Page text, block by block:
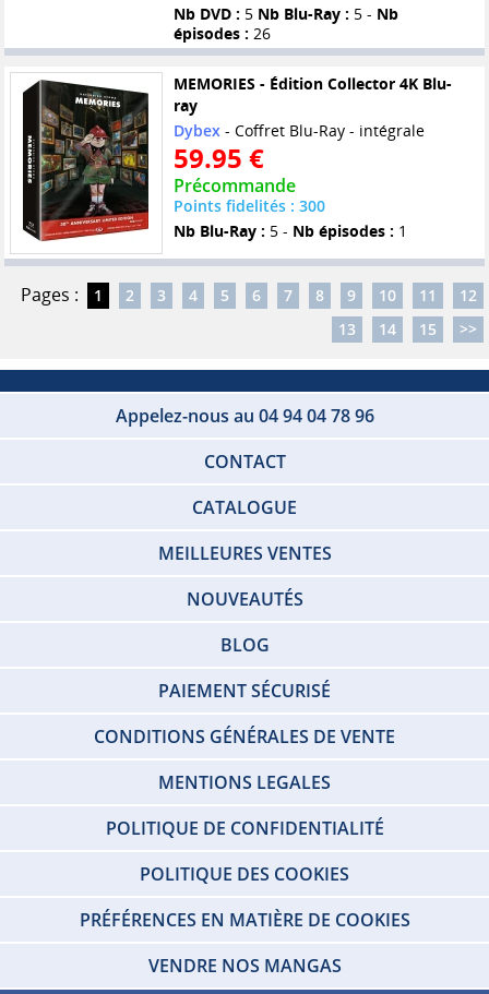
Nb DVD : 5 Nb Blu-Ray : 5 - Nb
épisodes : 26
MEMORIES - Édition Collector 4K Blu-
ray
Dybex- Coffret Blu-Ray - intégrale
59.95 €
Précommande
Points fidelités : 300
Nb Blu-Ray : 5 - Nb épisodes : 1
Pages : 1 2 3 4 5 6 7 8 9 10 11
12
13
14 15 >>
Appelez-nous au 04 94 04 78 96
CONTACT
CATALOGUE
MEILLEURES VENTES
NOUVEAUTÉS
BLOG
PAIEMENT SÉCURISÉ
CONDITIONS GÉNÉRALES DE VENTE
MENTIONS LEGALES
POLITIQUE DE CONFIDENTIALITÉ
POLITIQUE DES COOKIES
PRÉFÉRENCES EN MATIÈRE DE COOKIES
VENDRE NOS MANGAS